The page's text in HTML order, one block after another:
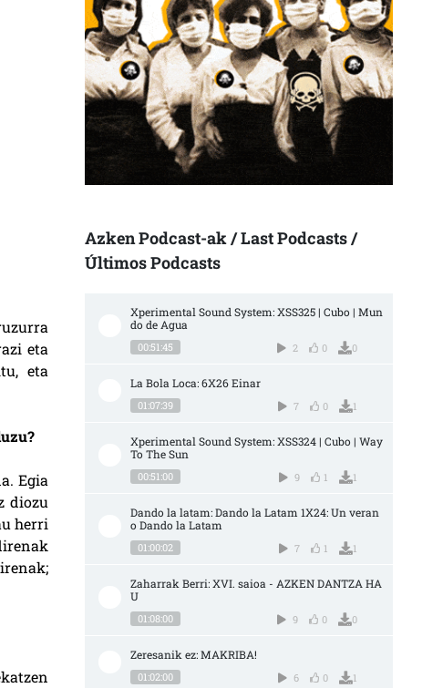
eta
eta
Egia
diozu
herri
Azken Podcast-ak / Last Podcasts /
Últimos Podcasts
Xperimental Sound System: XSS325 | Cubo | Mun
do de Agua
00:51:45 2 0 0
La Bola Loca: 6X26 Einar
01:07:39 7 0 1
Xperimental Sound System: XSS324 | Cubo | Way
To The Sun
00:51:00 9 1 1
Dando la latam: Dando la Latam 1X24: Un veran
o Dando la Latam
01:00:02 7 1 1
Zaharrak Berri: XVI. saioa - AZKEN DANTZA HA
U
01:08:00 9 0 0
Zeresanik ez: MAKRIBA!
01:02:00 6 0 1